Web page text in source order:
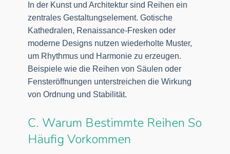
In der Kunst und Architektur sind Reihen ein
zentrales Gestaltungselement. Gotische
Kathedralen, Renaissance-Fresken oder
moderne Designs nutzen wiederholte Muster,
um Rhythmus und Harmonie zu erzeugen.
Beispiele wie die Reihen von Säulen oder
Fensteröffnungen unterstreichen die Wirkung
von Ordnung und Stabilität.
C. Warum Bestimmte Reihen So
Häufig Vorkommen